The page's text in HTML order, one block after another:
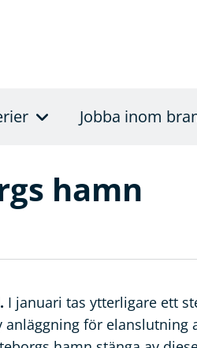
Jobba inom
hamn
I januari tas ytterligare ett
för elanslutning